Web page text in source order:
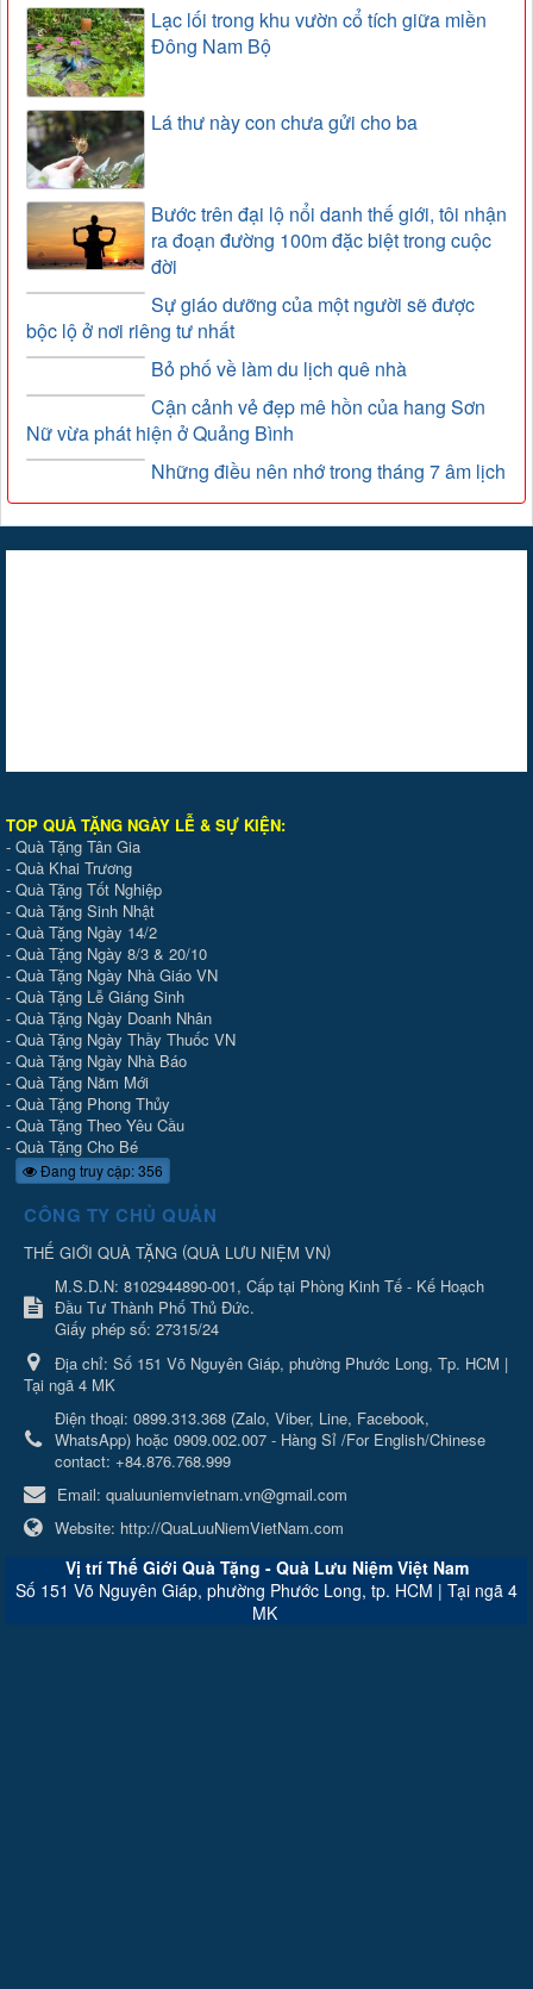
Lạc lối trong khu vườn cổ tích giữa miền
Đông Nam Bộ
Lá thư này con chưa gửi cho ba
Bước trên đại lộ nổi danh thế giới, tôi nhận
ra đoạn đường 100m đặc biệt trong cuộc
đời
Sự giáo dưỡng của một người sẽ được
bộc lộ ở nơi riêng tư nhất
Bỏ phố về làm du lịch quê nhà
Cận cảnh vẻ đẹp mê hồn của hang Sơn
Nữ vừa phát hiện ở Quảng Bình
Những điều nên nhớ trong tháng 7 âm lịch
TOP QUÀ TẶNG NGÀY LỄ & SỰ KIỆN:
- Quà Tặng Tân Gia
- Quà Khai Trương
- Quà Tặng Tốt Nghiệp
- Quà Tặng Sinh Nhật
- Quà Tặng Ngày 14/2
- Quà Tặng Ngày 8/3 & 20/10
- Quà Tặng Ngày Nhà Giáo VN
- Quà Tặng Lễ Giáng Sinh
- Quà Tặng Ngày Doanh Nhân
- Quà Tặng Ngày Thầy Thuốc VN
- Quà Tặng Ngày Nhà Báo
- Quà Tặng Năm Mới
- Quà Tặng Phong Thủy
- Quà Tặng Theo Yêu Cầu
- Quà Tặng Cho Bé
Đang truy cập: 356
CÔNG TY CHỦ QUẢN
THẾ GIỚI QUÀ TẶNG (QUÀ LƯU NIỆM VN)
M.S.D.N: 8102944890-001, Cấp tại Phòng Kinh Tế - Kế Hoạch
Đầu Tư Thành Phố Thủ Đức.
Giấy phép số: 27315/24
Địa chỉ: Số 151 Võ Nguyên Giáp, phường Phước Long, Tp. HCM |
Tại ngã 4 MK
Điện thoại: 0899.313.368 (Zalo, Viber, Line, Facebook,
WhatsApp) hoặc 0909.002.007 - Hàng Sỉ /For English/Chinese
contact: +84.876.768.999
Email: qualuuniemvietnam.vn@gmail.com
Website: http://QuaLuuNiemVietNam.com
Vị trí Thế Giới Quà Tặng - Quà Lưu Niệm Việt Nam
Số 151 Võ Nguyên Giáp, phường Phước Long, tp. HCM | Tại ngã 4
MK